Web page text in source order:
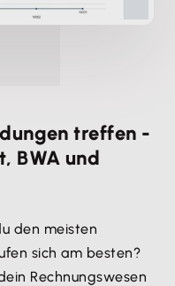
treffen -
BWA und
den meisten
sich am besten?
Rechnungswesen